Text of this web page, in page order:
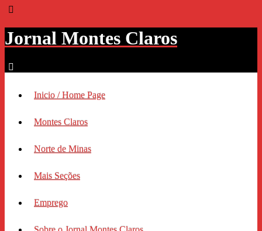
Jornal Montes Claros
Inicio / Home Page
Montes Claros
Norte de Minas
Mais Seções
Emprego